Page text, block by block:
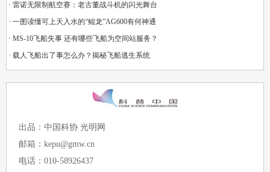
· 雷诺无限制航空赛：老古董战斗机的闪光舞台
· 一图读懂可上天入水的“鲲龙”AG600有何神通
· MS-10飞船失事 还有哪些飞船为空间站服务？
· 载人飞船出了事怎么办？揭秘飞船逃生系统
出品：中国科协 光明网
邮箱：kepu@gmw.cn
电话：010-58926437